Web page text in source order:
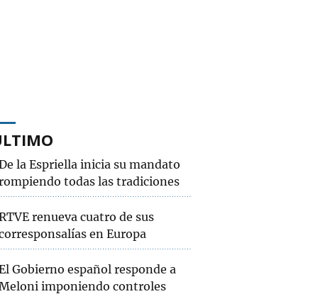
la Espriella inicia su mandato
todas las tradiciones
renueva cuatro de sus
en Europa
Gobierno español responde a
imponiendo controles